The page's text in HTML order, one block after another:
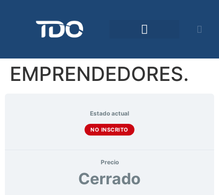
EMPRENDEDORES.
Estado actual
NO INSCRITO
Precio
Cerrado